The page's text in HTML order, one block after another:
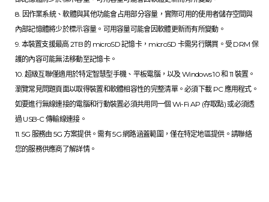
8. 因作業系統、軟體與其他功能會占用部分容量，實際可用的使用者儲存空間與
內部記憶體將少於標示容量。可用容量可能會因軟體更新而有所變動。
9. 本裝置支援最高 2TB 的 microSD 記憶卡，microSD 卡需另行購買。受 DRM 保
護的內容可能無法移動至記憶卡。
10. 超級互聯僅適用於特定智慧型手機、平板電腦，以及 Windows 10 和 11 裝置。
瀏覽常見問題頁面以取得裝置和軟體相容性的完整清單。必須下載 PC 應用程式。
如要進行無線連接的電腦和行動裝置必須共用同一個 Wi-Fi AP (存取點) 或必須透
過 USB-C 傳輸線連接。
11. 5G 服務由 5G 方案提供。需有 5G 網路涵蓋範圍，僅在特定地區提供。請聯絡
您的服務供應商了解詳情。